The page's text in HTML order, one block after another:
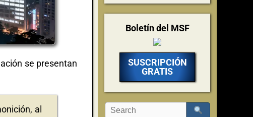
se presentan
al
Boletín del MSF
SUSCRIPCIÓN
GRATIS